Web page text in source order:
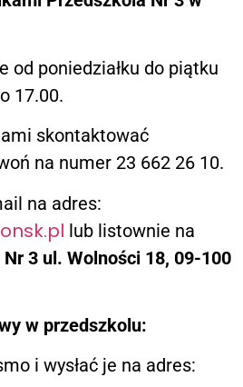
od poniedziałku do piątku
17.00.
skontaktować
na numer 23 662 26 10.
na adres:
lub listownie na
3 ul. Wolności 18, 09-100
w przedszkolu:
i wysłać je na adres: